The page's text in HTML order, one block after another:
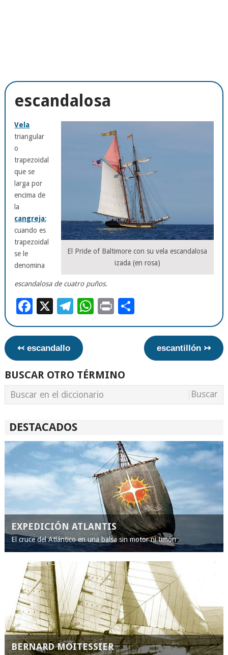
escandalosa
El Pride of Baltimore con su vela escandalosa
izada (en rosa)
Vela
triangular
o
trapezoidal
que se
larga por
encima de
la
cangreja;
cuando es
trapezoidal
se le
denomina
escandalosa de cuatro puños.
Facebook
X Telegram
WhatsApp
Print
↢ escandallo escantillón ↣
BUSCAR OTRO TÉRMINO
DESTACADOS
EXPEDICIÓN ATLANTIS
El cruce del Atlántico en una balsa sin motor ni timón
BERNARD MOITESSIER